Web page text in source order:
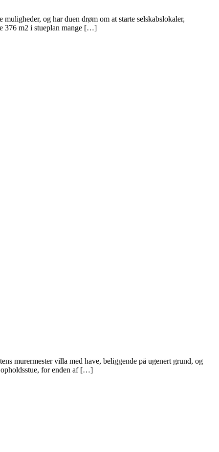
og har duen drøm om at starte selskabslokaler,
376 m2 i stueplan mange […]
murermester villa med have, beliggende på ugenert grund, og
for enden af […]